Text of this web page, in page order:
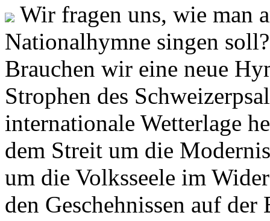
Wir fragen uns, wie man
Nationalhymne singen
Brauchen wir eine neue
Strophen des
internationale Wetterlage
dem Streit um die
um die Volksseele im
den Geschehnissen auf